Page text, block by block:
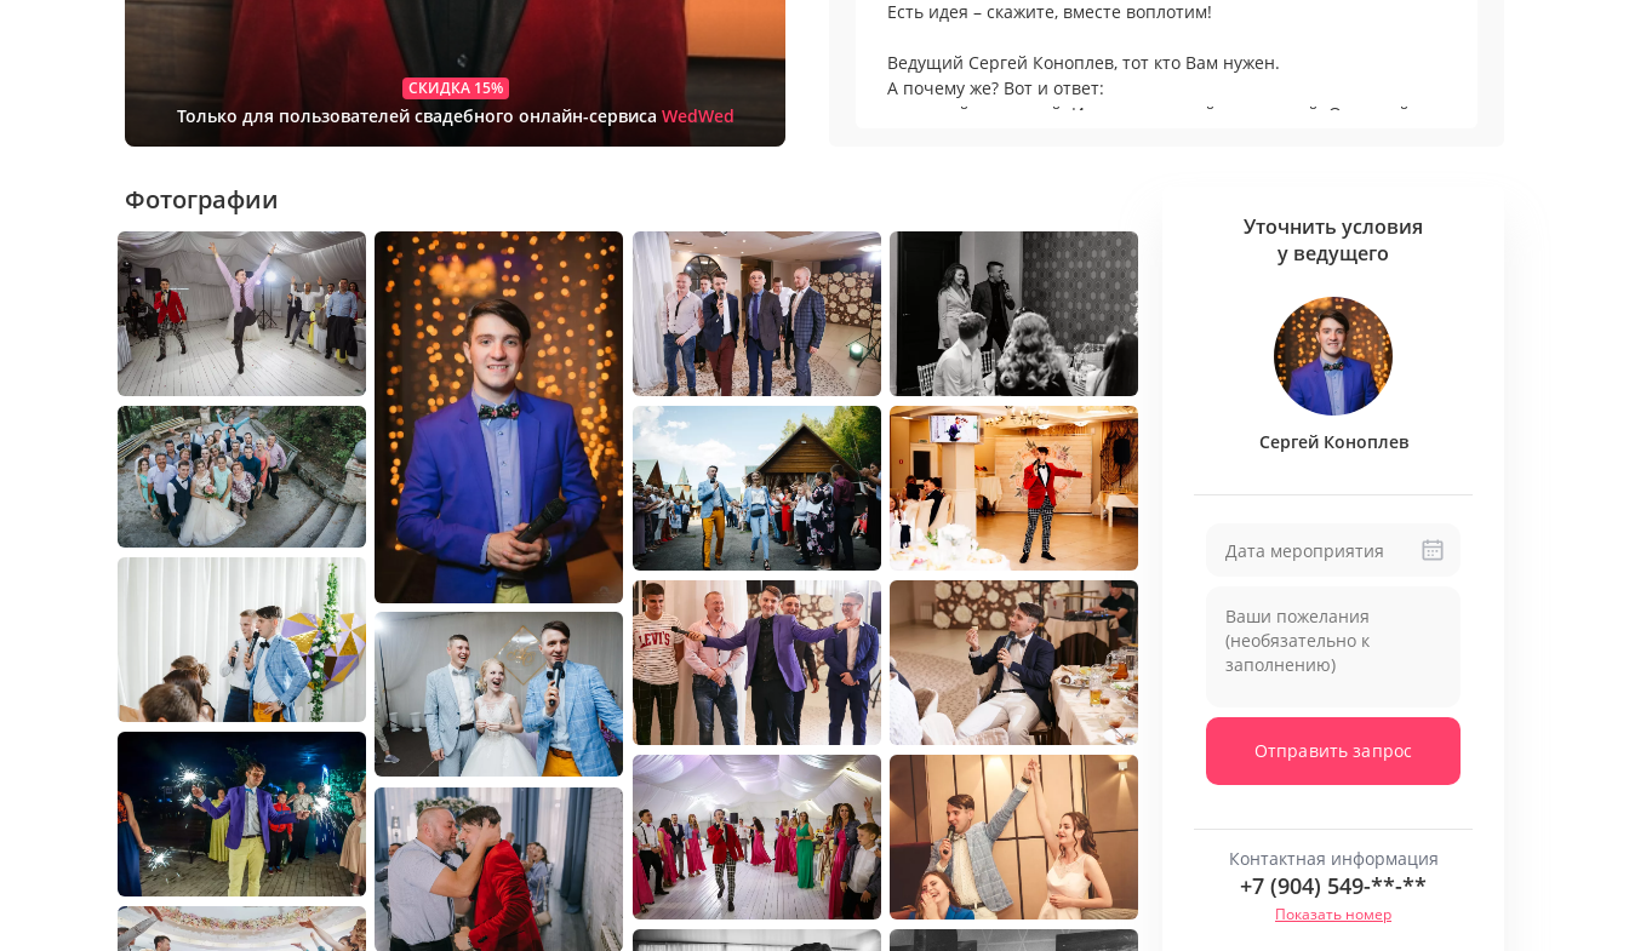
СКИДКА 15%
Только для пользователей свадебного онлайн-сервиса WedWed
Есть идея – скажите, вместе воплотим!
Ведущий Сергей Коноплев, тот кто Вам нужен.
А почему же? Вот и ответ:
- молодой и веселый. Интеллигентный и стильный. Опытный, но
- чувствую зал. Беру в свои руки организацию и эмоции гостей,
чтобы превратить праздник в эталон отличного отдыха;
- никаких дедовских методов и заезженных сюжетов. Работаю так,
чтобы смеялись все, даже стулья.
Поющий ведущий с опытом работы 7 лет. Более 220 свадеб, от 15
до 120 человек
Профессиональный вокалист
Фотографии
Уточнить условия
у ведущего
Сергей Коноплев
Отправить запрос
Контактная информация
+7 (904) 549-**-**
Показать номер